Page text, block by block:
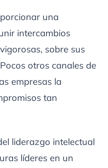
una
intercambios
sobre sus
otros canales de
empresas la
tan
liderazgo intelectual
líderes en un